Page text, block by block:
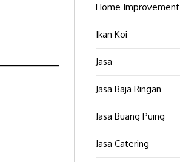
Home Improvement
Ikan Koi
Jasa
Jasa Baja Ringan
Jasa Buang Puing
Jasa Catering